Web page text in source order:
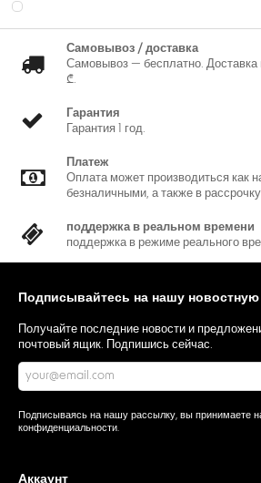
Самовывоз / доставка
Самовывоз — бесплатно.
₾.
Гарантия
Гарантия 1 год.
Платеж
Оплата может производиться как
безналичными, а также в
поддержка в реальном времени
поддержка в режиме реального
Подписывайтесь на нашу
Получайте последние новости и
почтовый ящик. Подпишись сейчас.
Подписываясь на нашу рассылку, вы принимаете
конфиденциальности
Аккаунт